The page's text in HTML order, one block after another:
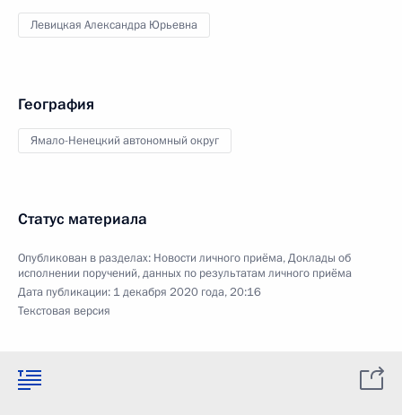
Левицкая Александра Юрьевна
География
Ямало-Ненецкий автономный округ
Статус материала
Опубликован в разделах: Новости личного приёма,Доклады об
исполнении поручений, данных по результатам личного приёма
Дата публикации: 1 декабря 2020 года, 20:16
Текстовая версия